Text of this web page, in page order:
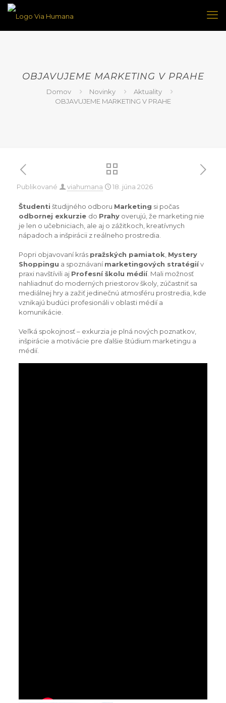
OBJAVUJEME MARKETING V PRAHE
Domov Novinky
Aktuality
OBJAVUJEME MARKETING V PRAHE
Publikované viahumana 18. júna 2026
Študenti študijného odboru Marketing si počas
odbornej exkurzie do Prahyoverujú, že marketing nie
je len o učebniciach, ale aj o zážitkoch, kreatívnych
nápadoch a inšpirácii z reálneho prostredia.
Popri objavovaní krás pražských pamiatok Mystery
Shoppingu a spoznávanímarketingových stratégiív
praxi navštívili aj Profesní školu médií. Mali možnosť
nahliadnuť do moderných priestorov školy, zúčastniť sa
mediálnej hry a zažiť jedinečnú atmosféru prostredia, kde
vznikajú budúci profesionáli v oblasti médií a
komunikácie.
Veľká spokojnosť – exkurzia je plná nových poznatkov,
inšpirácie a motivácie pre ďalšie štúdium marketingu a
médií.